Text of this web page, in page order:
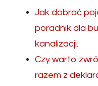
Jak dobrać
poradnik dla
kanalizacji.
Czy warto
razem z